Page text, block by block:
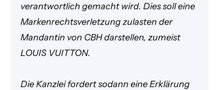
verantwortlich gemacht wird. Dies soll eine
Markenrechtsverletzung zulasten der
Mandantin von CBH darstellen, zumeist
LOUIS VUITTON.
Die Kanzlei fordert sodann eine Erklärung